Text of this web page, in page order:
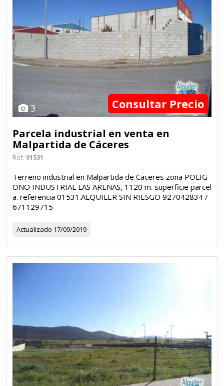
3 Consultar Precio
Parcela industrial en venta en
Malpartida de Cáceres
Ref. 01531
Terreno industrial en Malpartida de Caceres zona POLIG
ONO INDUSTRIAL LAS ARENAS, 1120 m. superficie parcel
a. referencia 01531.ALQUILER SIN RIESGO 927042834 /
671129715
Actualizado 17/09/2019